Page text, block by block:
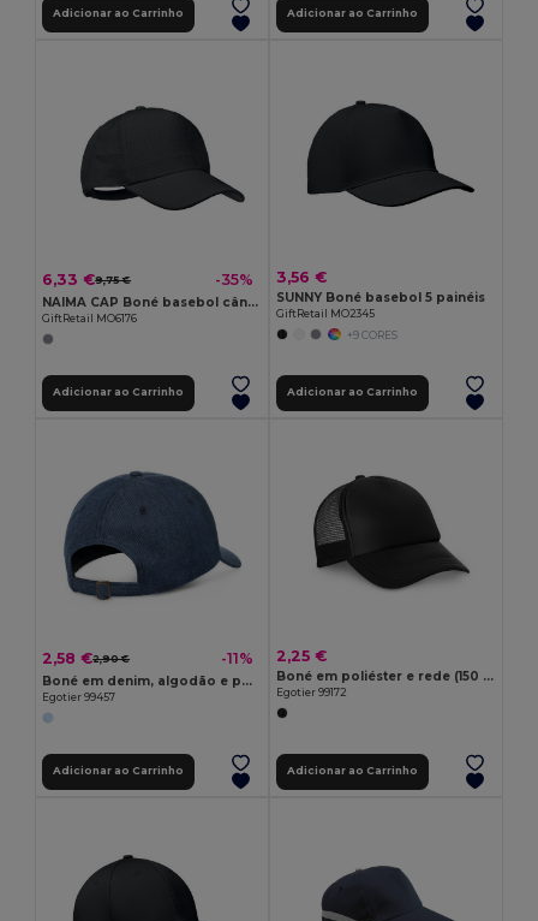
Adicionar ao Carrinho Adicionar ao Carrinho
6,33 €9,75 € -35%
NAIMA CAP Boné basebol cânhamo 370 g/m²
GiftRetail MO6176
Adicionar ao Carrinho
3,56 €
SUNNY Boné basebol 5 painéis
GiftRetail MO2345
+9 CORES
Adicionar ao Carrinho
2,58 €2,90 € -11%
Boné em denim, algodão e poliéster (300 g/m²)
Egotier 99457
Adicionar ao Carrinho
2,25 €
Boné em poliéster e rede (150 g/m²)
Egotier 99172
Adicionar ao Carrinho